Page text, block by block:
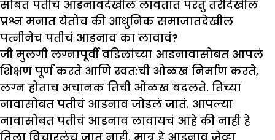
सोबत पतीचं आडनावदेखील लावतात परंतु तरीदेखील
प्रश्न मनात येतोच की आधुनिक समाजातदेखील
पत्नीनेच पतीचं आडनाव का लावावं?
जी मुलगी लग्नापूर्वी वडिलांच्या आडनावासोबत आपलं
शिक्षण पूर्ण करते आणि स्वत:ची ओळख निर्माण करते,
लग्न होताच अचानक तिची ओळख बदलते. तिच्या
नावासोबत पतीचं आडनाव जोडलं जातं. आपल्या
नावासोबत पतीचं आडनाव लावायचं आहे की नाही हे